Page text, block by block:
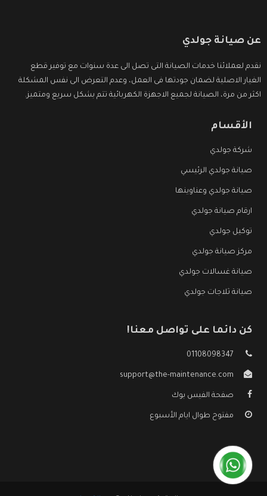
عن صيانة جولدي
نقدم لعملائنا خدمات الصيانة التى تصل الى عدة سنوات مع توفير قطع
الغيار الاصلية لضمان جودتها فى العمل، وعدم التعرض الى نفس المشكلة
اكثر من مرة، الصيانة لجميع الاجهزة الكهربائية تتم بشكل سريع ومتميز.
الأقسام
شركة جولدي
صيانة جولدي الرئيسي
صيانة جولدي وعناوينها
ارقام صيانة جولدي
توكيل جولدي
مركز صيانة جولدي
صيانة غسالات جولدي
صيانة ثلاجات جولدي
كن دائما على تواصل معنا!
01108098347
support@the-maintenance.com
صفحة الفيس بوك
مفتوح طوال ايام الأسبوع